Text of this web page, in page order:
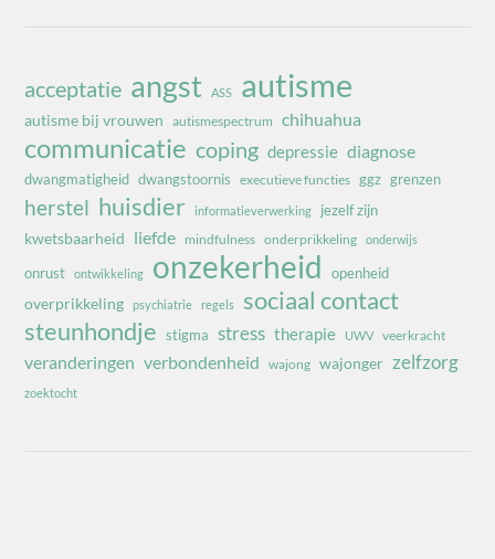
acceptatie angst ASS autisme
autisme bij vrouwen autismespectrum chihuahua
communicatie coping depressie diagnose
dwangmatigheid dwangstoornis executieve functies ggz grenzen
herstel huisdier informatieverwerking jezelf zijn
kwetsbaarheid liefde mindfulness onderprikkeling onderwijs
onrust ontwikkeling onzekerheid openheid
overprikkeling psychiatrie regels
sociaal contact
steunhondje stigma stress therapie UWV veerkracht
veranderingen verbondenheid wajong wajonger zelfzorg
zoektocht